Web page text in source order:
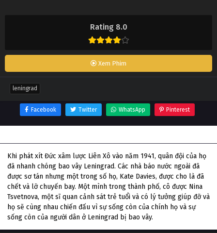
Rating 8.0
Xem Phim
leningrad
Facebook Twitter WhatsApp Pinterest
Khi phát xít Đức xâm lược Liên Xô vào năm 1941, quân đội của họ
đã nhanh chóng bao vây Leningrad. Các nhà báo nước ngoài đã
được sơ tán nhưng một trong số họ, Kate Davies, được cho là đã
chết và lỡ chuyến bay. Một mình trong thành phố, cô được Nina
Tsvetnova, một sĩ quan cảnh sát trẻ tuổi và có lý tưởng giúp đỡ và
họ sẽ cùng nhau chiến đấu vì sự sống còn của chính họ và sự
sống còn của người dân ở Leningrad bị bao vây.